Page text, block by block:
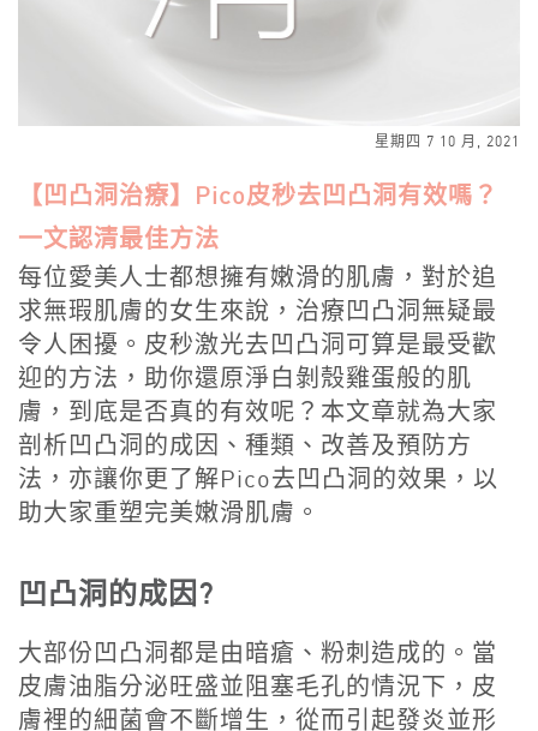
星期四 7 10 月, 2021
【凹凸洞治療】Pico皮秒去凹凸洞有效嗎？
一文認清最佳方法
每位愛美人士都想擁有嫩滑的肌膚，對於追
求無瑕肌膚的女生來說， 治療凹凸洞 無疑最
令人困擾。 皮秒激光去凹凸洞 可算是最受歡
迎的方法，助你還原淨白剝殼雞蛋般的肌
膚，到底是否真的有效呢？本文章就為大家
剖析凹凸洞的成因、種類、改善及預防方
法，亦讓你更了解Pico去凹凸洞 的效果，以
助大家重塑完美嫩滑肌膚。
凹凸洞的成因?
大部份凹凸洞都是由暗瘡、粉刺造成的。當
皮膚油脂分泌旺盛並阻塞毛孔的情況下，皮
膚裡的細菌會不斷增生，從而引起發炎並形